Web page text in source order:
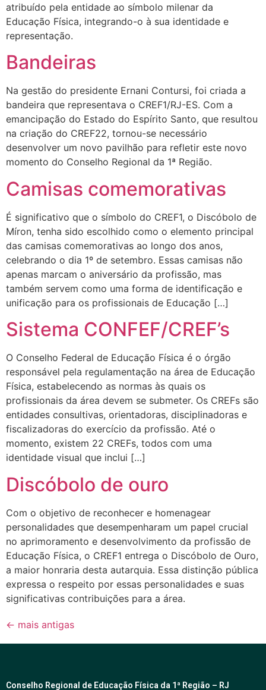
atribuído pela entidade ao símbolo milenar da
Educação Física, integrando-o à sua identidade e
representação.
Bandeiras
Na gestão do presidente Ernani Contursi, foi criada a
bandeira que representava o CREF1/RJ-ES. Com a
emancipação do Estado do Espírito Santo, que resultou
na criação do CREF22, tornou-se necessário
desenvolver um novo pavilhão para refletir este novo
momento do Conselho Regional da 1ª Região.
Camisas comemorativas
É significativo que o símbolo do CREF1, o Discóbolo de
Míron, tenha sido escolhido como o elemento principal
das camisas comemorativas ao longo dos anos,
celebrando o dia 1º de setembro. Essas camisas não
apenas marcam o aniversário da profissão, mas
também servem como uma forma de identificação e
unificação para os profissionais de Educação […]
Sistema CONFEF/CREF’s
O Conselho Federal de Educação Física é o órgão
responsável pela regulamentação na área de Educação
Física, estabelecendo as normas às quais os
profissionais da área devem se submeter. Os CREFs são
entidades consultivas, orientadoras, disciplinadoras e
fiscalizadoras do exercício da profissão. Até o
momento, existem 22 CREFs, todos com uma
identidade visual que inclui […]
Discóbolo de ouro
Com o objetivo de reconhecer e homenagear
personalidades que desempenharam um papel crucial
no aprimoramento e desenvolvimento da profissão de
Educação Física, o CREF1 entrega o Discóbolo de Ouro,
a maior honraria desta autarquia. Essa distinção pública
expressa o respeito por essas personalidades e suas
significativas contribuições para a área.
← mais antigas
Conselho Regional de Educação Física da 1ª Região – RJ